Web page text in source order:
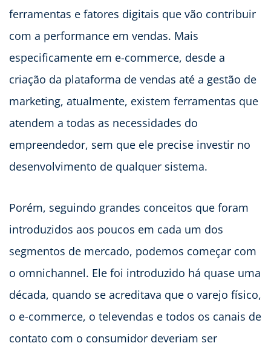
ferramentas e fatores digitais que vão contribuir
com a performance em vendas. Mais
especificamente em e-commerce, desde a
criação da plataforma de vendas até a gestão de
marketing, atualmente, existem ferramentas que
atendem a todas as necessidades do
empreendedor, sem que ele precise investir no
desenvolvimento de qualquer sistema.
Porém, seguindo grandes conceitos que foram
introduzidos aos poucos em cada um dos
segmentos de mercado, podemos começar com
o omnichannel. Ele foi introduzido há quase uma
década, quando se acreditava que o varejo físico,
o e-commerce, o televendas e todos os canais de
contato com o consumidor deveriam ser